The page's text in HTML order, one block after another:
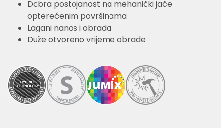
Dobra postojanost na mehanički jače
opterećenim površinama
Lagani nanos i obrada
Duže otvoreno vrijeme obrade